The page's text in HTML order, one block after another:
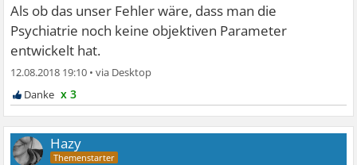
Als ob das unser Fehler wäre, dass man die
Psychiatrie noch keine objektiven Parameter
entwickelt hat.
12.08.2018 19:10 •
x 3
Hazy